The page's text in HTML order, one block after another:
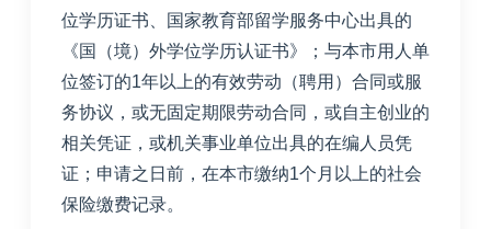
位学历证书、国家教育部留学服务中心出具的
《国（境）外学位学历认证书》；与本市用人单
位签订的1年以上的有效劳动（聘用）合同或服
务协议， 或无固定期限劳动合同，或自主创业的
相关凭证 ，或机关事业单位出具的在编人员凭
证；申请之日前，在本市缴纳1个月以上的社会
保险缴费记录。